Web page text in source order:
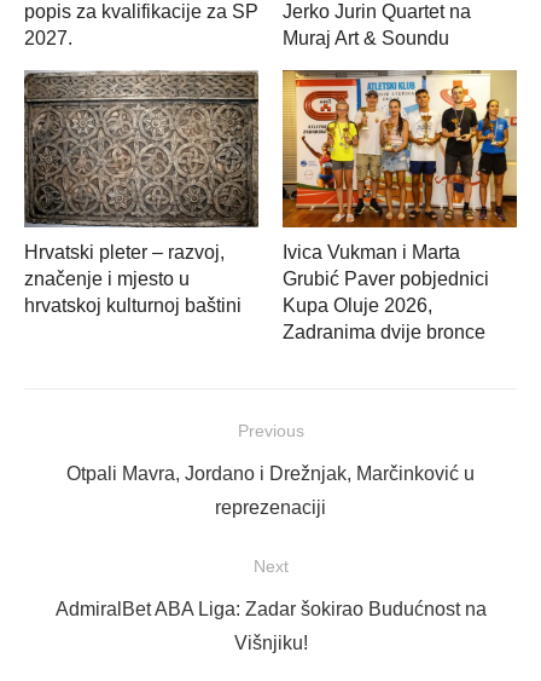
popis za kvalifikacije za SP
2027.
Jerko Jurin Quartet na
Muraj Art & Soundu
Hrvatski pleter – razvoj,
značenje i mjesto u
hrvatskoj kulturnoj baštini
Ivica Vukman i Marta
Grubić Paver pobjednici
Kupa Oluje 2026,
Zadranima dvije bronce
objava
Previous
Previous
Otpali Mavra, Jordano i Drežnjak, Marčinković u
reprezenaciji
Next
Next
AdmiralBet ABA Liga: Zadar šokirao Budućnost na
Višnjiku!